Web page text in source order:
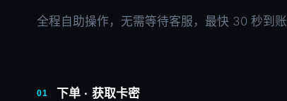
全程自助操作，无需等待客服，最快 30 秒到账
01 下单 · 获取卡密